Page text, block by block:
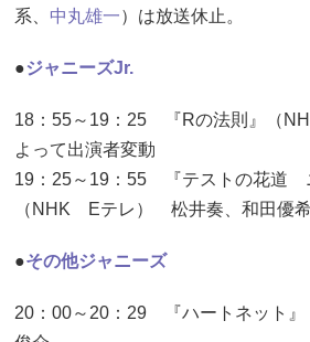
系、 中丸雄一）は放送休止。
●ジャニーズJr.
18：55～19：25 『Rの法則』（
よって出演者変動
19：25～19：55 『テストの花道
（NHK Eテレ） 松井奏、和田優
●その他ジャニーズ
20：00～20：29 『ハートネット』